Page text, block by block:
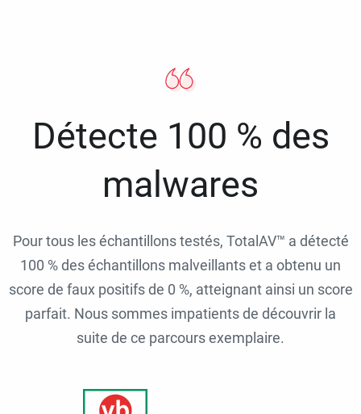
Détecte 100 % des
malwares
Pour tous les échantillons testés, TotalAV™ a détecté
100 % des échantillons malveillants et a obtenu un
score de faux positifs de 0 %, atteignant ainsi un score
parfait. Nous sommes impatients de découvrir la
suite de ce parcours exemplaire.